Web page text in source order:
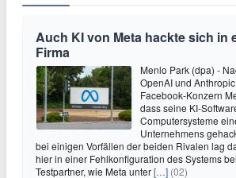
Auch KI von Meta hackte sich in
Firma
Menlo Park (dpa) -
OpenAI und
Facebook-Konzern
dass seine KI-
Computersysteme
Unternehmens
bei einigen Vorfällen der beiden Rivalen lag
hier in einer Fehlkonfiguration des Systems
Testpartner, wie Meta unter[…] (02)